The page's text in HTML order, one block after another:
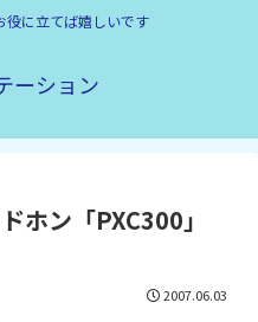
役に立てば嬉しいです
ーション
ホン「PXC300」
2007.06.03